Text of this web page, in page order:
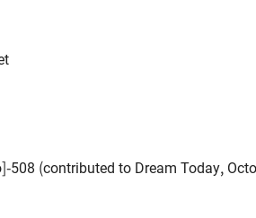
(contributed to Dream Today,